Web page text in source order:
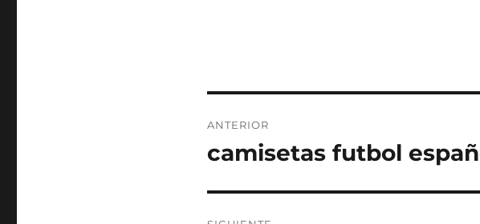
de
ANTERIOR
Entrada
camisetas futbol